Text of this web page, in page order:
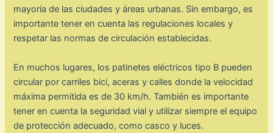
mayoría de las ciudades y áreas urbanas. Sin embargo, es
importante tener en cuenta las regulaciones locales y
respetar las normas de circulación establecidas.
En muchos lugares, los patinetes eléctricos tipo B pueden
circular por carriles bici, aceras y calles donde la velocidad
máxima permitida es de 30 km/h. También es importante
tener en cuenta la seguridad vial y utilizar siempre el equipo
de protección adecuado, como casco y luces.